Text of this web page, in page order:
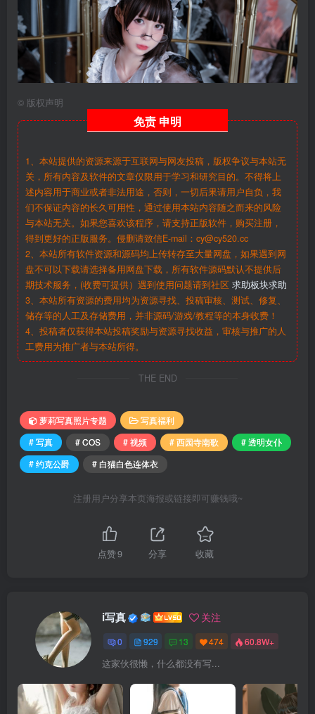
© 版权声明
免责 申明
1、本站提供的资源来源于互联网与网友投稿，版权争议与本站无
关，所有内容及软件的文章仅限用于学习和研究目的。不得将上
述内容用于商业或者非法用途，否则，一切后果请用户自负，我
们不保证内容的长久可用性，通过使用本站内容随之而来的风险
与本站无关。如果您喜欢该程序，请支持正版软件，购买注册，
得到更好的正版服务。侵删请致信E-mail：cy@cy520.cc
2、本站所有软件资源和源码均上传转存至大量网盘，如果遇到网
盘不可以下载请选择备用网盘下载，所有软件源码默认不提供后
期技术服务，(收费可提供）遇到使用问题请到社区 求助板块求助
3、本站所有资源的费用均为资源寻找、投稿审核、测试、修复、
储存等的人工及存储费用，并非源码/游戏/教程等的本身收费！
4、投稿者仅获得本站投稿奖励与资源寻找收益，审核与推广的人
工费用为推广者与本站所得。
THE END
萝莉写真照片专题
写真福利
# 写真
# COS # 视频 # 西园寺南歌
# 透明女仆
# 约克公爵
# 白猫白色连体衣
注册用户分享本页海报或链接即可赚钱哦~
点赞9 分享 收藏
i写真 关注
0 929 13 474 60.8W+
这家伙很懒，什么都没有写...